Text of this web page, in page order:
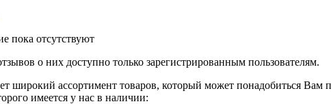
пока отсутствуют
о них доступно только зарегистрированным пользователям.
широкий ассортимент товаров, который может понадобиться Вам
имеется у нас в наличии: